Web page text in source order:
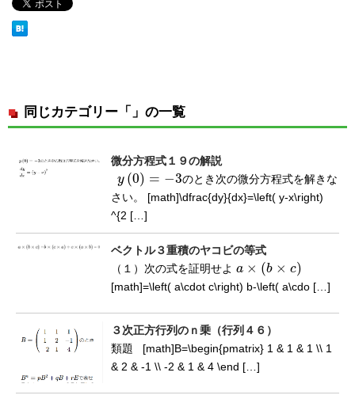
同じカテゴリー「」の一覧
微分方程式１９の解説
y (0) = −3
y( 0)=− 3
のとき次の微分方程式を解きな
さい。 [math]\dfrac{dy}{dx}=\left( y-x\right)
^{2 […]
ベクトル３重積のヤコビの等式
（１）次の式を証明せよ a × (b × c)
a×(b ×c)
[math]=\left( a\cdot c\right) b-\left( a\cdo […]
３次正方行列のｎ乗（行列４６）
類題 [math]B=\begin{pmatrix} 1 & 1 & 1 \\ 1
& 2 & -1 \\ -2 & 1 & 4 \end […]